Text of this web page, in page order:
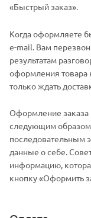
«Быстрый заказ».
Когда оформляете
e-mail. Вам
результатам
оформления товара
только ждать
Оформление заказа
следующим
последовательным
данные о себе.
информацию,
кнопку «Оформить